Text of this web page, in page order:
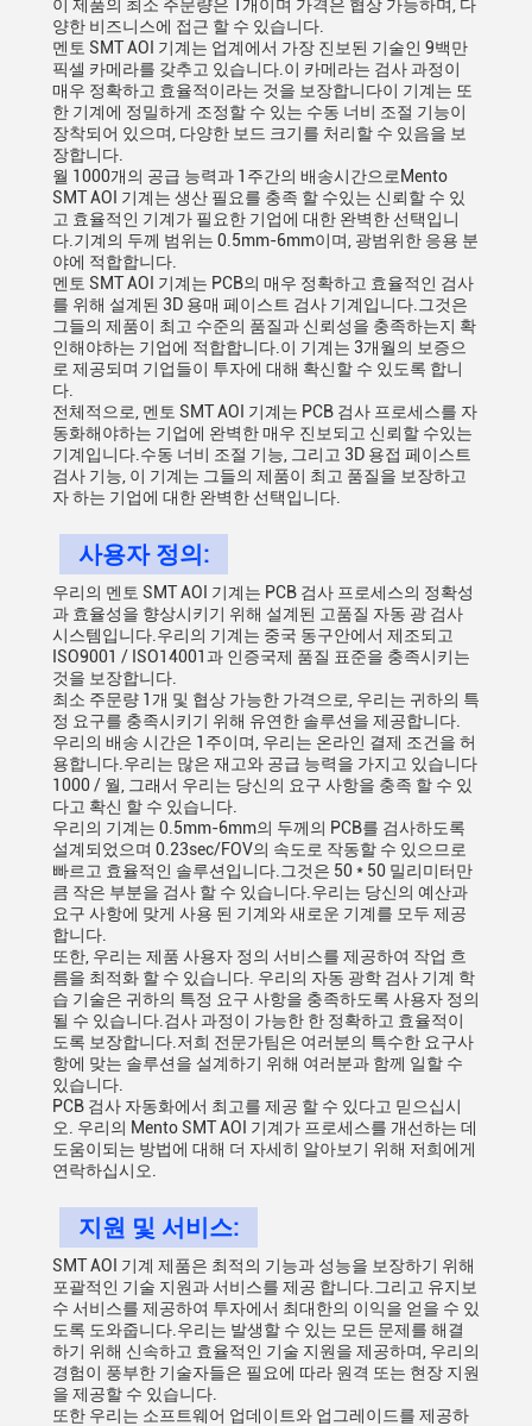
이 제품의 최소 주문량은 1개이며 가격은 협상 가능하며, 다
양한 비즈니스에 접근 할 수 있습니다.
멘토 SMT AOI 기계는 업계에서 가장 진보된 기술인 9백만
픽셀 카메라를 갖추고 있습니다.이 카메라는 검사 과정이
매우 정확하고 효율적이라는 것을 보장합니다이 기계는 또
한 기계에 정밀하게 조정할 수 있는 수동 너비 조절 기능이
장착되어 있으며, 다양한 보드 크기를 처리할 수 있음을 보
장합니다.
월 1000개의 공급 능력과 1주간의 배송시간으로Mento
SMT AOI 기계는 생산 필요를 충족 할 수있는 신뢰할 수 있
고 효율적인 기계가 필요한 기업에 대한 완벽한 선택입니
다.기계의 두께 범위는 0.5mm-6mm이며, 광범위한 응용 분
야에 적합합니다.
멘토 SMT AOI 기계는 PCB의 매우 정확하고 효율적인 검사
를 위해 설계된 3D 용매 페이스트 검사 기계입니다.그것은
그들의 제품이 최고 수준의 품질과 신뢰성을 충족하는지 확
인해야하는 기업에 적합합니다.이 기계는 3개월의 보증으
로 제공되며 기업들이 투자에 대해 확신할 수 있도록 합니
다.
전체적으로, 멘토 SMT AOI 기계는 PCB 검사 프로세스를 자
동화해야하는 기업에 완벽한 매우 진보되고 신뢰할 수있는
기계입니다.수동 너비 조절 기능, 그리고 3D 용접 페이스트
검사 기능, 이 기계는 그들의 제품이 최고 품질을 보장하고
자 하는 기업에 대한 완벽한 선택입니다.
사용자 정의:
우리의 멘토 SMT AOI 기계는 PCB 검사 프로세스의 정확성
과 효율성을 향상시키기 위해 설계된 고품질 자동 광 검사
시스템입니다.우리의 기계는 중국 동구안에서 제조되고
ISO9001 / ISO14001과 인증국제 품질 표준을 충족시키는
것을 보장합니다.
최소 주문량 1개 및 협상 가능한 가격으로, 우리는 귀하의 특
정 요구를 충족시키기 위해 유연한 솔루션을 제공합니다.
우리의 배송 시간은 1주이며, 우리는 온라인 결제 조건을 허
용합니다.우리는 많은 재고와 공급 능력을 가지고 있습니다
1000 / 월, 그래서 우리는 당신의 요구 사항을 충족 할 수 있
다고 확신 할 수 있습니다.
우리의 기계는 0.5mm-6mm의 두께의 PCB를 검사하도록
설계되었으며 0.23sec/FOV의 속도로 작동할 수 있으므로
빠르고 효율적인 솔루션입니다.그것은 50 * 50 밀리미터만
큼 작은 부분을 검사 할 수 있습니다.우리는 당신의 예산과
요구 사항에 맞게 사용 된 기계와 새로운 기계를 모두 제공
합니다.
또한, 우리는 제품 사용자 정의 서비스를 제공하여 작업 흐
름을 최적화 할 수 있습니다. 우리의 자동 광학 검사 기계 학
습 기술은 귀하의 특정 요구 사항을 충족하도록 사용자 정의
될 수 있습니다.검사 과정이 가능한 한 정확하고 효율적이
도록 보장합니다.저희 전문가팀은 여러분의 특수한 요구사
항에 맞는 솔루션을 설계하기 위해 여러분과 함께 일할 수
있습니다.
PCB 검사 자동화에서 최고를 제공 할 수 있다고 믿으십시
오. 우리의 Mento SMT AOI 기계가 프로세스를 개선하는 데
도움이되는 방법에 대해 더 자세히 알아보기 위해 저희에게
연락하십시오.
지원 및 서비스:
SMT AOI 기계 제품은 최적의 기능과 성능을 보장하기 위해
포괄적인 기술 지원과 서비스를 제공 합니다.그리고 유지보
수 서비스를 제공하여 투자에서 최대한의 이익을 얻을 수 있
도록 도와줍니다.우리는 발생할 수 있는 모든 문제를 해결
하기 위해 신속하고 효율적인 기술 지원을 제공하며, 우리의
경험이 풍부한 기술자들은 필요에 따라 원격 또는 현장 지원
을 제공할 수 있습니다.
또한 우리는 소프트웨어 업데이트와 업그레이드를 제공하